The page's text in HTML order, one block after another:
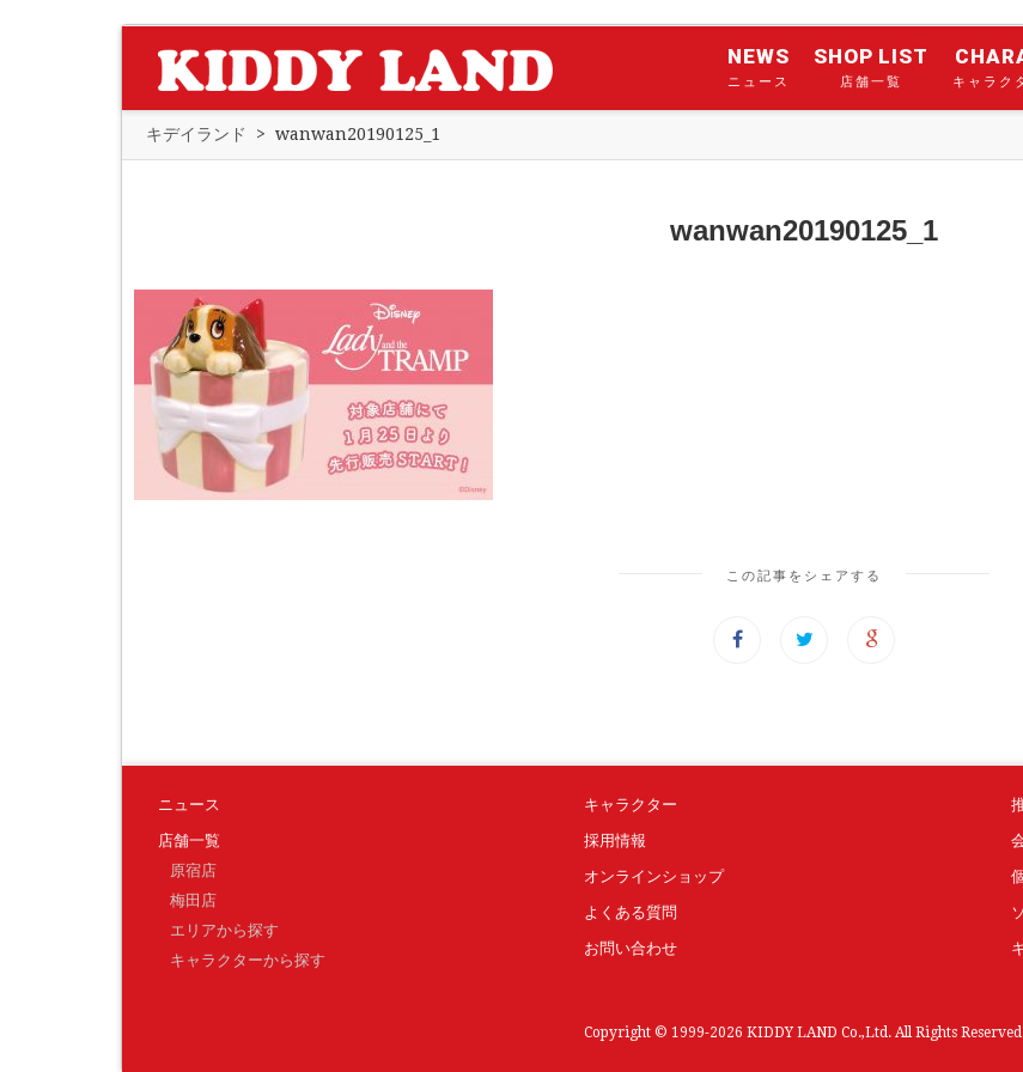
NEWS
ニュース
SHOP LIST
店舗一覧 キャラク
キデイランド > wanwan20190125_1
wanwan20190125_1
この記事をシェアする
ニュース
店舗一覧
原宿店
梅田店
エリアから探す
キャラクターから探す
キャラクター
採用情報
オンラインショップ
よくある質問
お問い合わせ
Copyright © 1999-2026 KIDDY LAND Co.,Ltd. All Rights